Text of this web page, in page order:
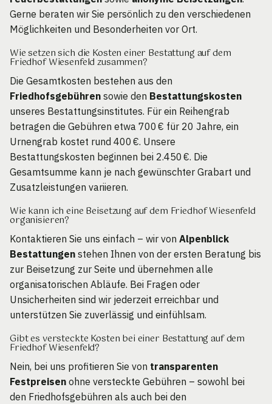
Gerne beraten wir Sie persönlich zu den verschiedenen
Möglichkeiten und Besonderheiten vor Ort.
Wie setzen sich die Kosten einer Bestattung auf dem
Friedhof Wiesenfeld zusammen?
Die Gesamtkosten bestehen aus den
Friedhofsgebühren sowie den Bestattungskosten
unseres Bestattungsinstitutes. Für ein Reihengrab
betragen die Gebühren etwa 700 € für 20 Jahre, ein
Urnengrab kostet rund 400 €. Unsere
Bestattungskosten beginnen bei 2.450 €. Die
Gesamtsumme kann je nach gewünschter Grabart und
Zusatzleistungen variieren.
Wie kann ich eine Beisetzung auf dem Friedhof Wiesenfeld
organisieren?
Kontaktieren Sie uns einfach – wir von Alpenblick
Bestattungen stehen Ihnen von der ersten Beratung bis
zur Beisetzung zur Seite und übernehmen alle
organisatorischen Abläufe. Bei Fragen oder
Unsicherheiten sind wir jederzeit erreichbar und
unterstützen Sie zuverlässig und einfühlsam.
Gibt es versteckte Kosten bei einer Bestattung auf dem
Friedhof Wiesenfeld?
Nein, bei uns profitieren Sie von transparenten
Festpreisen ohne versteckte Gebühren – sowohl bei
den Friedhofsgebühren als auch bei den